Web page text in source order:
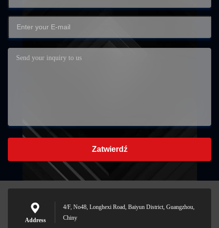
Zatwierdź
Address
4/F, No48, Longhexi Road, Baiyun District, Guangzhou,
Chiny